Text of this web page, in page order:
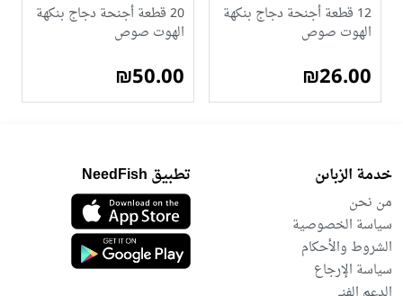
12 قطعة أجنحة دجاج بنكهة
الهوت صوص
₪26.00
20 قطعة أجنحة دجاج بنكهة
الهوت صوص
₪50.00
خدمة الزباىن
من نحن
سياسة الخصوصية
الشروط والأحكام
سياسة الإرجاع
تطبيق NeedFish